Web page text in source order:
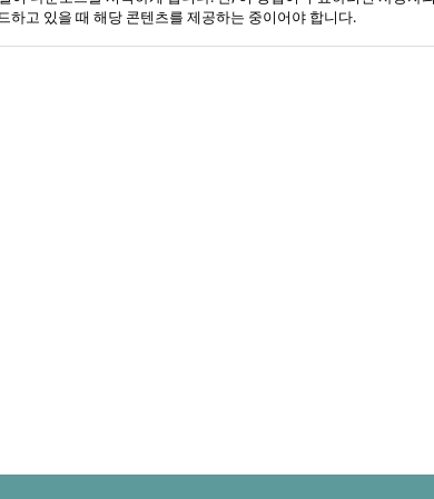
고 있을 때 해당 콘텐츠를 제공하는 중이어야 합니다.